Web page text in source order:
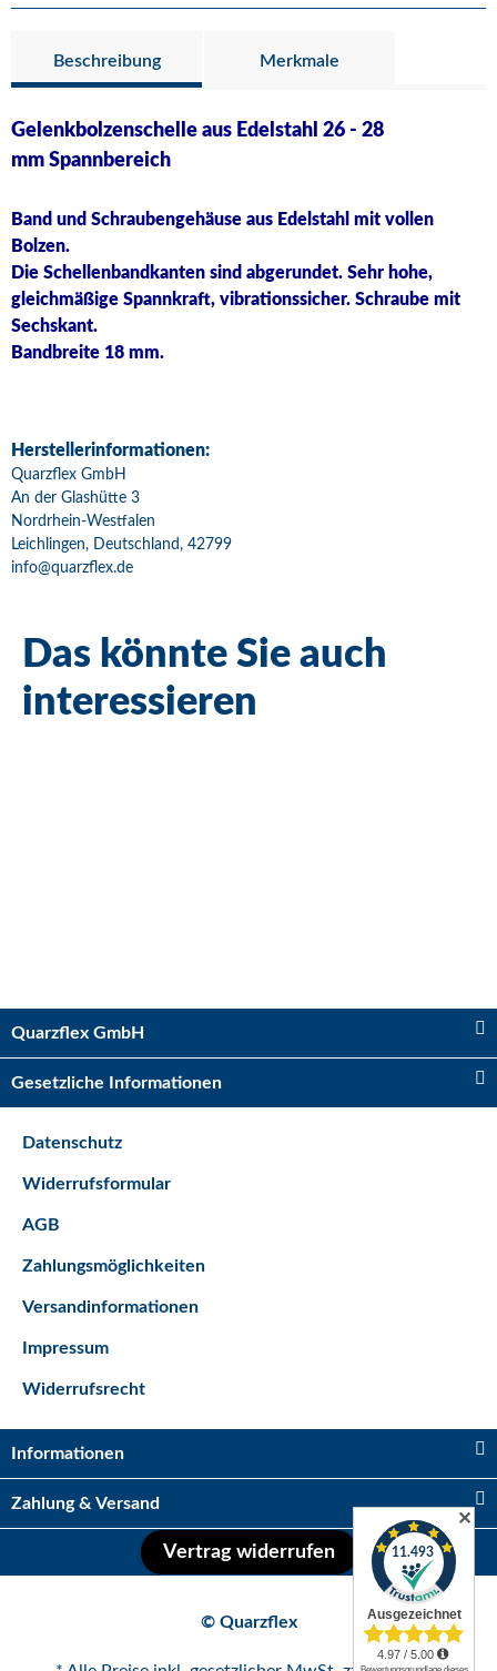
✕
Beschreibung Merkmale
Gelenkbolzenschelle aus Edelstahl 26 - 28
mm Spannbereich
Band und Schraubengehäuse aus Edelstahl mit vollen
Bolzen.
Die Schellenbandkanten sind abgerundet. Sehr hohe,
gleichmäßige Spannkraft, vibrationssicher. Schraube mit
Sechskant.
Bandbreite 18 mm.
Herstellerinformationen:
Quarzflex GmbH
An der Glashütte 3
Nordrhein-Westfalen
Leichlingen, Deutschland, 42799
info@quarzflex.de
Das könnte Sie auch
interessieren
Bestseller
Kugelhahn 2 x IG 1/2"
Sofort verfügbar
3,95 €*
Auf Lager
Quarzflex GmbH
Gesetzliche Informationen
Datenschutz
Widerrufsformular
AGB
Zahlungsmöglichkeiten
Versandinformationen
Impressum
Widerrufsrecht
Informationen
Zahlung & Versand
Vertrag widerrufen
© Quarzflex